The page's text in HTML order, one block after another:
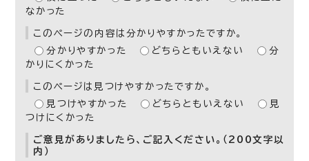
なかった
このページの内容は分かりやすかったですか。
分かりやすかった
どちらともいえない
分
かりにくかった
このページは見つけやすかったですか。
見つけやすかった
どちらともいえない
見
つけにくかった
ご意見がありましたら、ご記入ください。（200文字以
内）